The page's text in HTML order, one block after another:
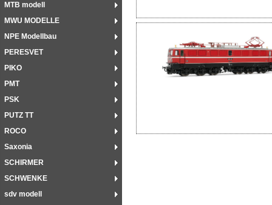
MTB modell
MWU MODELLE
NPE Modellbau
PERESVET
PIKO
PMT
PSK
PUTZ TT
ROCO
Saxonia
SCHIRMER
SCHWENKE
sdv modell